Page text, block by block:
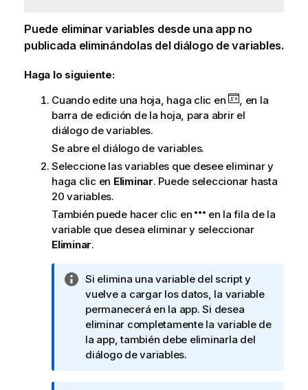
Puede eliminar variables desde una app no
publicada eliminándolas del diálogo de variables.
Haga lo siguiente:
Cuando edite una hoja, haga clic en
, en la
barra de edición de la hoja, para abrir el
diálogo de variables.
Se abre el diálogo de variables.
Seleccione las variables que desee eliminar y
haga clic en Eliminar. Puede seleccionar hasta
20 variables.
También puede hacer clic en
en la fila de la
variable que desea eliminar y seleccionar
Eliminar.
N
o
t
a
i
n
Si elimina una variable del script y
vuelve a cargar los datos, la variable
permanecerá en la app. Si desea
eliminar completamente la variable de
la app, también debe eliminarla del
diálogo de variables.